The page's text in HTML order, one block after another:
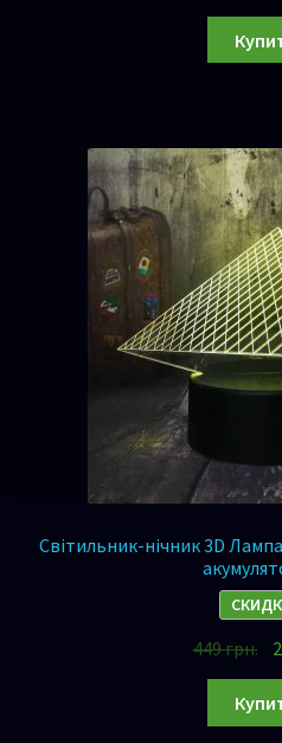
Світильник-нічник 3D
449грн.